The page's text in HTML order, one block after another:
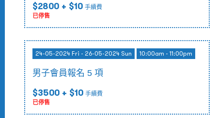
$2800 + $10 手續費
已停售
24-05-2024 Fri - 26-05-2024 Sun 10:00am - 11:00pm
男子會員報名 5 項
$3500 + $10 手續費
已停售